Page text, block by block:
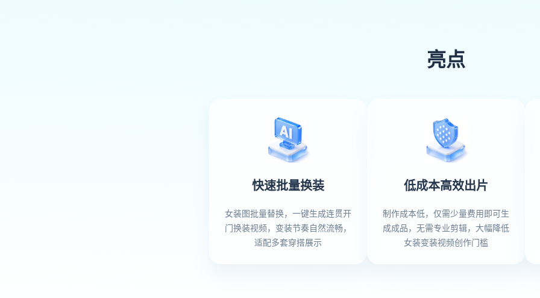
亮点
快速批量换装
女装图批量替换，一键生成连贯开
门换装视频，变装节奏自然流畅，
适配多套穿搭展示
低成本高效出片
制作成本低，仅需少量费用即可生
成成品，无需专业剪辑，大幅降低
女装变装视频创作门槛